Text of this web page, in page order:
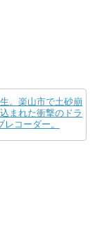
。楽山市で土砂崩
まれた衝撃のドラ
レコーダー。